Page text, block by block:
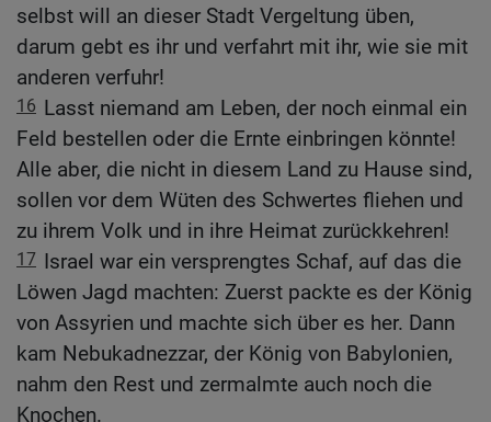
selbst will an dieser Stadt Vergeltung üben,
darum gebt es ihr und verfahrt mit ihr, wie sie mit
anderen verfuhr!
16 Lasst niemand am Leben, der noch einmal ein
Feld bestellen oder die Ernte einbringen könnte!
Alle aber, die nicht in diesem Land zu Hause sind,
sollen vor dem Wüten des Schwertes fliehen und
zu ihrem Volk und in ihre Heimat zurückkehren!
17 Israel war ein versprengtes Schaf, auf das die
Löwen Jagd machten: Zuerst packte es der König
von Assyrien und machte sich über es her. Dann
kam Nebukadnezzar, der König von Babylonien,
nahm den Rest und zermalmte auch noch die
Knochen.